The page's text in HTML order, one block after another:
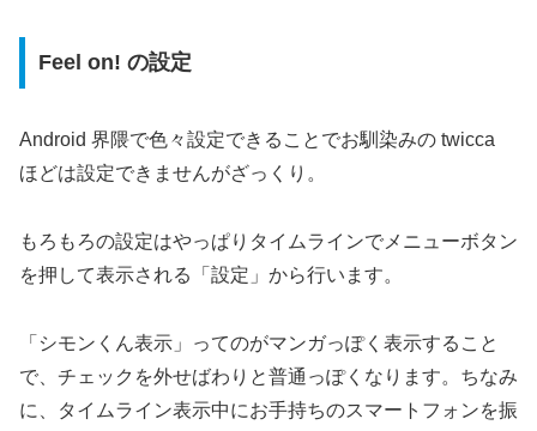
Feel on! の設定
Android 界隈で色々設定できることでお馴染みの twicca
ほどは設定できませんがざっくり。
もろもろの設定はやっぱりタイムラインでメニューボタン
を押して表示される「設定」から行います。
「シモンくん表示」ってのがマンガっぽく表示すること
で、チェックを外せばわりと普通っぽくなります。ちなみ
に、タイムライン表示中にお手持ちのスマートフォンを振